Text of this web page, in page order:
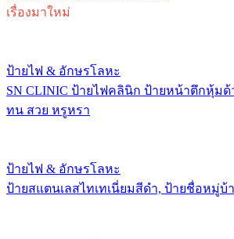
เรื่องมาใหม่
ป้ายไฟ & อักษรโลหะ
SN CLINIC ป้ายไฟคลินิก ป้ายหน้าตึกหุ้ม
ทน สวย หรูหรา
ป้ายไฟ & อักษรโลหะ
ป้ายสแตนเลสไทเทเนี่ยมสีดำ, ป้ายชื่อหมู่บ้